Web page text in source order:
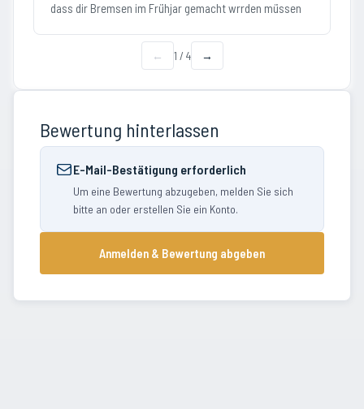
dass dir Bremsen im Frühjar gemacht wrrden müssen
← 1 / 4 →
Bewertung hinterlassen
E-Mail-Bestätigung erforderlich
Um eine Bewertung abzugeben, melden Sie sich
bitte an oder erstellen Sie ein Konto.
Anmelden & Bewertung abgeben